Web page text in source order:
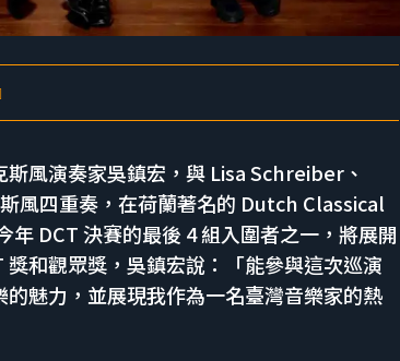
斯風演奏家吳鎮宏，與 Lisa Schreiber、
四重奏，在荷蘭著名的 Dutch Classical
DCT 決賽的最後 4 組入圍者之一，將展開
和觀眾獎，吳鎮宏說：「能參與這次巡演
魅力，並展現我作為一名臺灣音樂家的熱